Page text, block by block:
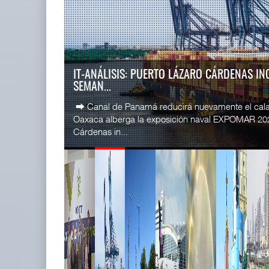
LA ATTRAPI LICITA RED DE
TREN...
La Agencia de Trenes y Transporte Público
licitación pública internacional para contratar el
Miguel Ángel Bres encabezará
seguridad en CON ...
07 AGO 2026
IT-ANÁLISIS: Puerto Lázaro
Cárdenas incorpora ...
06 AGO 2026
READ MORE
SSA
Esperanz
06 JUL
READ MORE
CICE
...
02 JUL
READ MORE
SSA
...
29 JUN
READ MORE